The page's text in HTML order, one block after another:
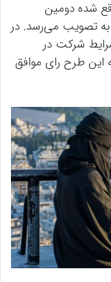
شده دومین
تصویب می‌رسد. در
شرایط شرکت در
۶۷ درصد آنان به این طرح رای موافق